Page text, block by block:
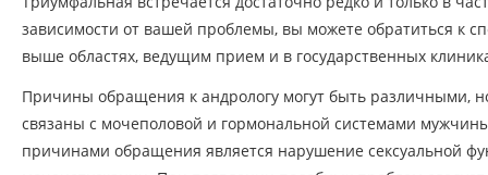
зависимости от вашей проблемы, вы можете обратиться к
выше областях, ведущим прием и в государственных
Причины обращения к андрологу могут быть различными,
связаны с мочеполовой и гормональной системами
причинами обращения является нарушение сексуальной